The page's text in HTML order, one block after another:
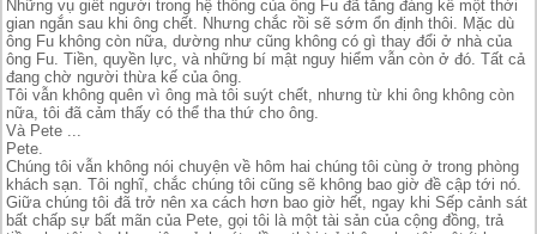
Những vụ giết người trong hệ thống của ông Fu đã tăng đáng kể một thời
gian ngắn sau khi ông chết. Nhưng chắc rồi sẽ sớm ổn định thôi. Mặc dù
ông Fu không còn nữa, dường như cũng không có gì thay đổi ở nhà của
ông Fu. Tiền, quyền lực, và những bí mật nguy hiểm vẫn còn ở đó. Tất cả
đang chờ người thừa kế của ông.
Tôi vẫn không quên vì ông mà tôi suýt chết, nhưng từ khi ông không còn
nữa, tôi đã cảm thấy có thể tha thứ cho ông.
Và Pete ...
Pete.
Chúng tôi vẫn không nói chuyện về hôm hai chúng tôi cùng ở trong phòng
khách sạn. Tôi nghĩ, chắc chúng tôi cũng sẽ không bao giờ đề cập tới nó.
Giữa chúng tôi đã trở nên xa cách hơn bao giờ hết, ngay khi Sếp cảnh sát
bất chấp sự bất mãn của Pete, gọi tôi là một tài sản của cộng đồng, trả